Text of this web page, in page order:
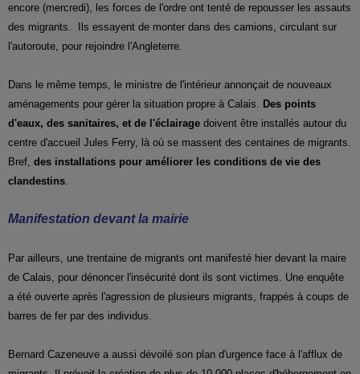
encore (mercredi), les forces de l'ordre ont tenté de repousser les assauts
des migrants. Ils essayent de monter dans des camions, circulant sur
l'autoroute, pour rejoindre l'Angleterre.
Dans le même temps, le ministre de l'intérieur annonçait de nouveaux
aménagements pour gérer la situation propre à Calais.
Des points
d'eaux, des sanitaires, et de l'éclairage doivent être installés autour du
centre d'accueil Jules Ferry, là où se massent des centaines de migrants.
Bref, des installations pour améliorer les conditions de vie des
clandestins
Manifestation devant la mairie
Par ailleurs, une trentaine de migrants ont manifesté hier devant la maire
de Calais, pour dénoncer l'insécurité dont ils sont victimes. Une enquête
a été ouverte après l'agression de plusieurs migrants, frappés à coups de
barres de fer par des individus.
Bernard Cazeneuve a aussi dévoilé son plan d'urgence face à l'afflux de